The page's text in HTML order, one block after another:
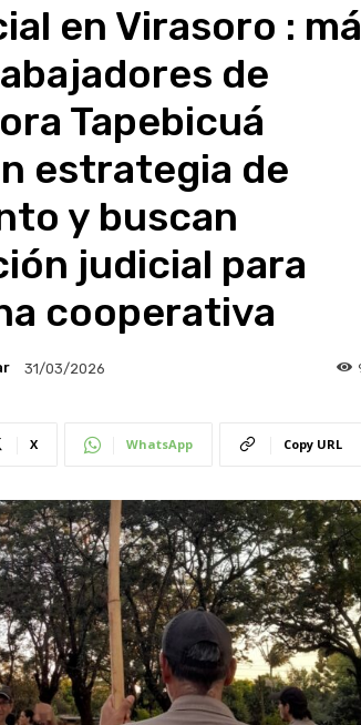
en Virasoro :
de
Tapebicuá
estrategia de
y buscan
judicial para
cooperativa
31/03/2026
X WhatsApp Copy URL